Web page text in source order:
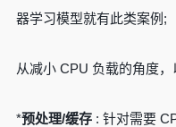
器学习模型就有此类案例;
从减小 CPU 负载的角度
*预处理/缓存: 针对需要